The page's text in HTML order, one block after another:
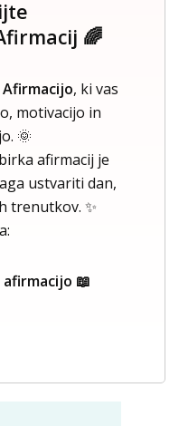
🌈
Afirmacijo, ki vas
motivacijo in
🌞
afirmacij je
ustvariti dan,
trenutkov. ✨
📖